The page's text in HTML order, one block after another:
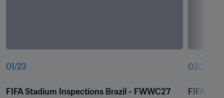
01 /23
FIFA Stadium Inspections Brazil - FWWC27
02/23
FIFA